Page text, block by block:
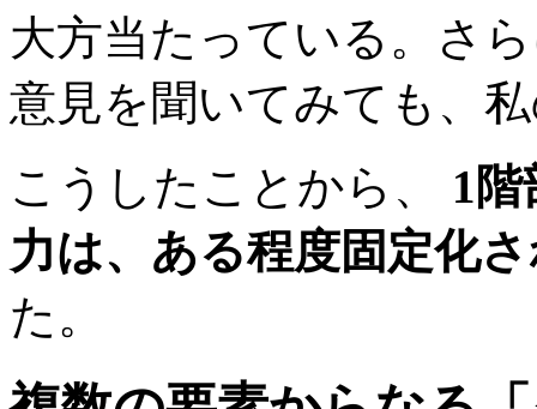
大方当たっている。さ
意見を聞いてみても、
こうしたことから、 1
力は、ある程度固定化
た。